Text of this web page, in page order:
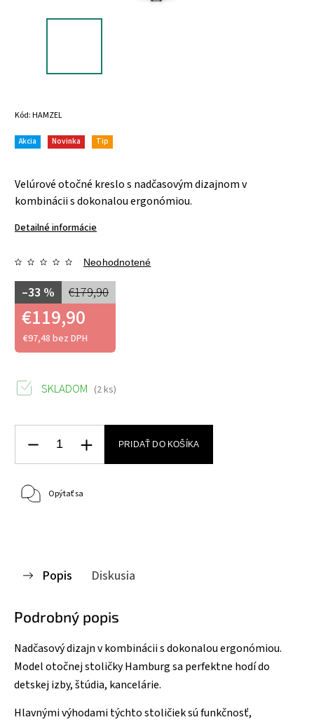
Kód:HAMZEL
Akcia Novinka Tip
Velúrové otočné kreslo s nadčasovým dizajnom v
kombinácii s dokonalou ergonómiou.
Detailné informácie
Neohodnotené
€179,90
–33 %
€119,90
€97,48 bez DPH
SKLADOM (2 ks)
PRIDAŤ DO KOŠÍKA
Opýtať sa
Popis Diskusia
Podrobný popis
Nadčasový dizajn v kombinácii s dokonalou ergonómiou.
Model otočnej stoličky Hamburg sa perfektne hodí do
detskej izby, štúdia, kancelárie.
Hlavnými výhodami týchto stoličiek sú funkčnosť,